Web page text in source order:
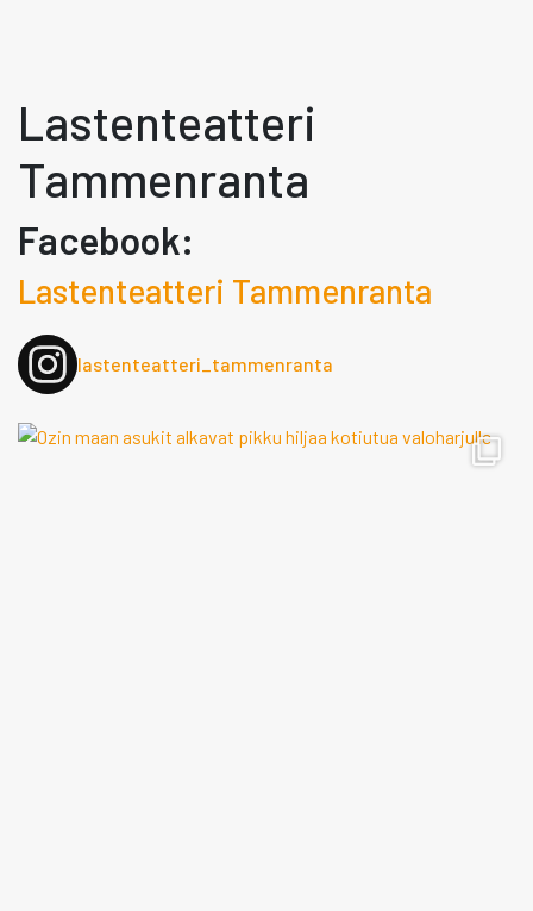
Lastenteatteri
Tammenranta
Facebook:
Lastenteatteri Tammenranta
lastenteatteri_tammenranta